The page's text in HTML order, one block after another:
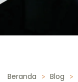
Beranda Blog